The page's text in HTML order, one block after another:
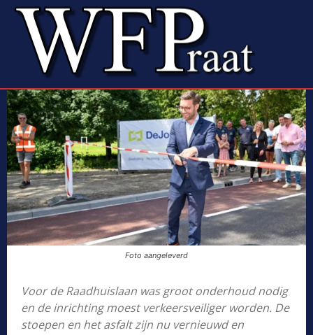
Foto aangeleverd
Voor de Raadhuislaan was groot onderhoud nodig
en de inrichting moest verkeersveiliger worden. De
stoepen en het asfalt zijn nu vernieuwd en